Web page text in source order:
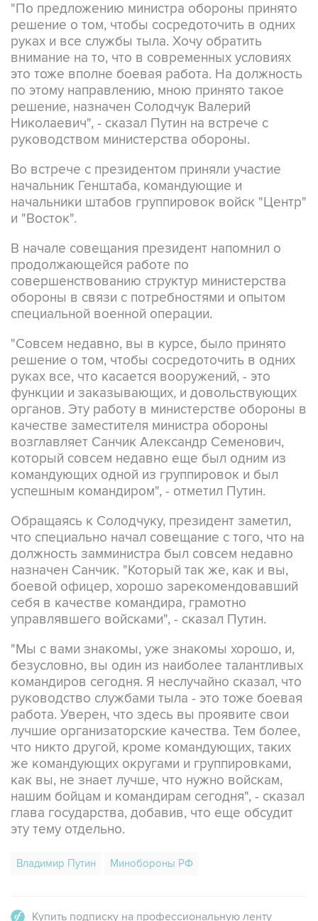
"По предложению министра обороны принято
решение о том, чтобы сосредоточить в одних
руках и все службы тыла. Хочу обратить
внимание на то, что в современных условиях
это тоже вполне боевая работа. На должность
по этому направлению, мною принято такое
решение, назначен Солодчук Валерий
Николаевич", - сказал Путин на встрече с
руководством министерства обороны.
Во встрече с президентом приняли участие
начальник Генштаба, командующие и
начальники штабов группировок войск "Центр"
и "Восток".
В начале совещания президент напомнил о
продолжающейся работе по
совершенствованию структур министерства
обороны в связи с потребностями и опытом
специальной военной операции.
"Совсем недавно, вы в курсе, было принято
решение о том, чтобы сосредоточить в одних
руках все, что касается вооружений, - это
функции и заказывающих, и довольствующих
органов. Эту работу в министерстве обороны в
качестве заместителя министра обороны
возглавляет Санчик Александр Семенович,
который совсем недавно еще был одним из
командующих одной из группировок и был
успешным командиром", - отметил Путин.
Обращаясь к Солодчуку, президент заметил,
что специально начал совещание с того, что на
должность замминистра был совсем недавно
назначен Санчик. "Который так же, как и вы,
боевой офицер, хорошо зарекомендовавший
себя в качестве командира, грамотно
управлявшего войсками", - сказал Путин.
"Мы с вами знакомы, уже знакомы хорошо, и,
безусловно, вы один из наиболее талантливых
командиров сегодня. Я неслучайно сказал, что
руководство службами тыла - это тоже боевая
работа. Уверен, что здесь вы проявите свои
лучшие организаторские качества. Тем более,
что никто другой, кроме командующих, таких
же командующих округами и группировками,
как вы, не знает лучше, что нужно войскам,
нашим бойцам и командирам сегодня", - сказал
глава государства, добавив, что еще обсудит
эту тему отдельно.
Владимир Путин Минобороны РФ
Купить подписку на профессиональную ленту